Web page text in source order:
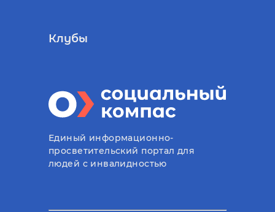
Клубы
Единый информационно-
просветительский портал для
людей с инвалидностью